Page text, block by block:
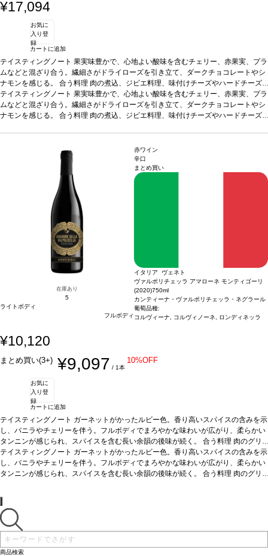
¥17,094
お気に
入り登
録
カートに追加
テイスティングノート 果実味豊かで、心地よい酸味を含むチェリー、赤果実、プラ
ムなどと混ざり合う。繊細さがドライローズを引き立て、ダークチョコレートやシ
ナモンを感じる。 合う料理 肉の煮込、ジビエ料理、味付けチーズやハードチーズ
などと好相性葡萄品種コルヴィーナ 65%、コルヴィノーネ 25%、ロンディネッラ
10%*本ヴィンテージが在庫切れの場合、在庫があり価格が同様の場合は自動的に
次のヴィンテージに変更されます、ご了承ください。
テイスティングノート 果実味豊かで、心地よい酸味を含むチェリー、赤果実、プラ
ムなどと混ざり合う。繊細さがドライローズを引き立て、ダークチョコレートやシ
ナモンを感じる。 合う料理 肉の煮込、ジビエ料理、味付けチーズやハードチーズ
次のヴィンテージに変更されます、ご了承ください。
在庫あり
5
ライトボディ
フルボディ
赤ワイン
辛口
まとめ買い
イタリア ヴェネト
ヴァルポリチェッラ アマローネ モンティゴーリ
(2020)750ml
カンティーナ・ヴァルポリチェッラ・ネグラール
葡萄品種:
コルヴィーナ, コルヴィノーネ, ロンディネッラ
¥10,120
まとめ買い(3+) ¥9,097 / 1本
10%OFF
お気に
入り登
録
カートに追加
テイスティングノート ガーネットがかったルビー色。香り高いスパイスの含みを示
し、バニラやチェリーを伴う。フルボディでまろやかな味わいが広がり、柔らかい
タンニンが感じられ、スパイスを含む長い余韻の後味が続く。 合う料理 肉のグリ
ルや煮込み料理、ジビエ、熟成チーズなどと好相性葡萄品種コルヴィーナ、コル
ヴィノーネ、ロンディネッラ*本ヴィンテージが在庫切れの場合、在庫があり価格
が同様の場合は自動的に次のヴィンテージに変更されます、ご了承ください。
テイスティングノート ガーネットがかったルビー色。香り高いスパイスの含みを示
し、バニラやチェリーを伴う。フルボディでまろやかな味わいが広がり、柔らかい
タンニンが感じられ、スパイスを含む長い余韻の後味が続く。 合う料理 肉のグリ
ヴィノーネ、ロンディネッラ
が同様の場合は自動的に次のヴィンテージに変更されます、ご了承ください。
商品検索